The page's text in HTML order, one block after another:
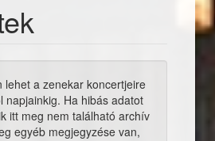
lehet a zenekar koncertjeire
napjainkig. Ha hibás adatot
itt meg nem található archív
egyéb megjegyzése van,